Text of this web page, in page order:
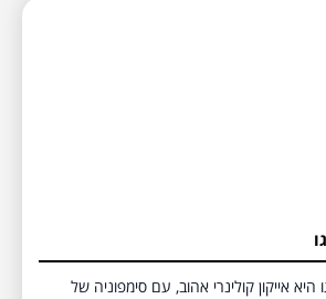
היא אייקון קולינרי אהוב, עם סימפוניה של